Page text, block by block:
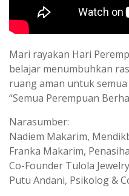
Mari rayakan Hari
belajar menumbuhkan
ruang aman untuk
“Semua Perempuan
Narasumber:
Nadiem Makarim,
Franka Makarim,
Co-Founder Tulola
Putu Andani, Psikolog &